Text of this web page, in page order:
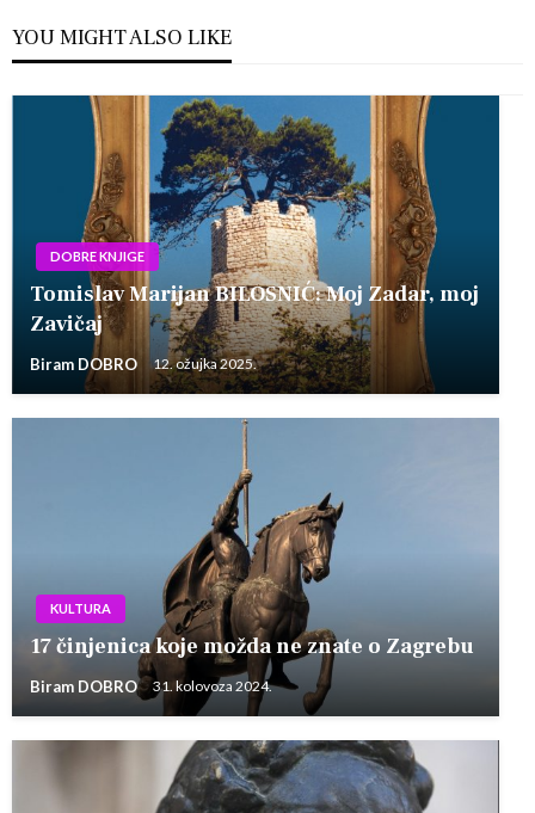
YOU MIGHT ALSO LIKE
DOBRE KNJIGE
Tomislav Marijan BILOSNIĆ: Moj Zadar, moj
Zavičaj
Biram DOBRO 12. ožujka 2025.
KULTURA
17 činjenica koje možda ne znate o Zagrebu
Biram DOBRO 31. kolovoza 2024.